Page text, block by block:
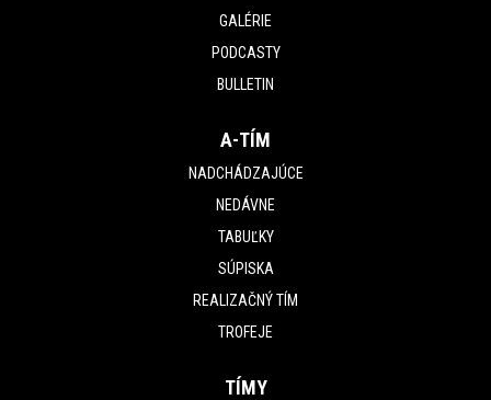
GALÉRIE
PODCASTY
BULLETIN
A-TÍM
NADCHÁDZAJÚCE
NEDÁVNE
TABUĽKY
SÚPISKA
REALIZAČNÝ TÍM
TROFEJE
TÍMY